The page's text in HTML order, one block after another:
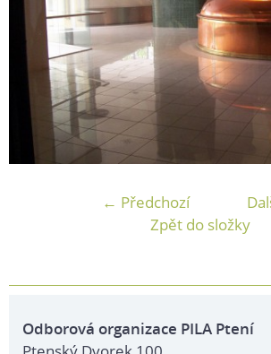
← Předchozí
Zpět do složky
Odborová organizace PILA Ptení